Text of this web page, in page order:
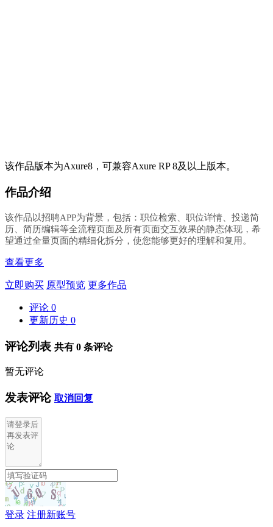
该作品版本为Axure8，可兼容Axure RP 8及以上版本。
作品介绍
该作品以招聘APP为背景，包括：职位检索、职位详情、投递简
历、简历编辑等全流程页面及所有页面交互效果的静态体现，希
望通过全量页面的精细化拆分，使您能够更好的理解和复用。
查看更多
立即购买 原型预览 更多作品
评论 0
更新历史 0
评论列表 共有 0 条评论
暂无评论
发表评论 取消回复
登录 注册新账号